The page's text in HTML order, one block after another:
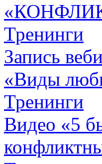
Тренинги
Запись
«Виды
Тренинги
Видео «5